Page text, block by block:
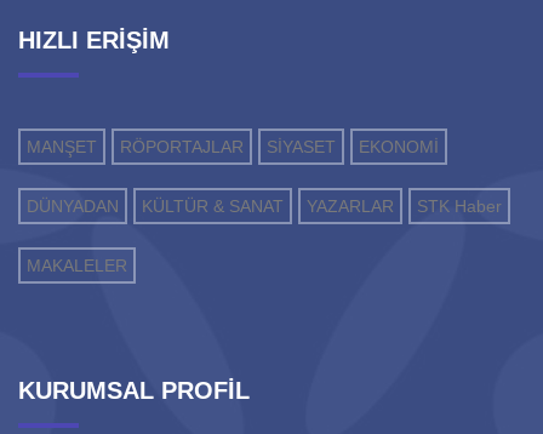
HIZLI ERİŞİM
MANŞET RÖPORTAJLAR SİYASET EKONOMİ
DÜNYADAN KÜLTÜR & SANAT YAZARLAR STK Haber
MAKALELER
KURUMSAL PROFİL